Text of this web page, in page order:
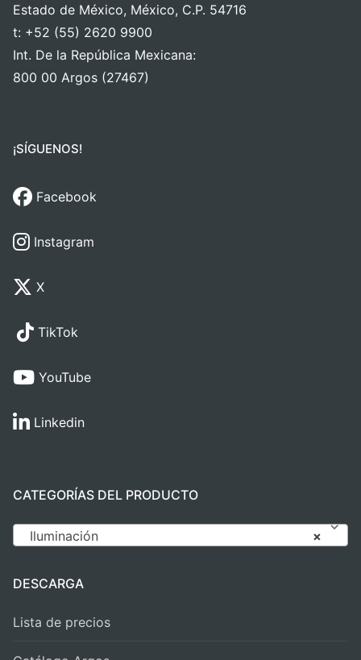
Estado de México, México, C.P. 54716
t: +52 (55) 2620 9900
Int. De la República Mexicana:
800 00 Argos (27467)
¡SÍGUENOS!
Facebook
Instagram
X
TikTok
YouTube
Linkedin
CATEGORÍAS DEL PRODUCTO
×
Iluminación
DESCARGA
Lista de precios